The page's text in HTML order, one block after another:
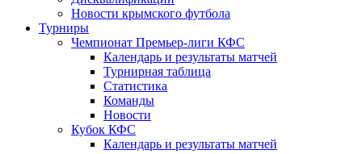
Новости крымского футбола
Турниры
Чемпионат Премьер-лиги КФС
Календарь и результаты матчей
Турнирная таблица
Статистика
Команды
Новости
Кубок КФС
Календарь и результаты матчей